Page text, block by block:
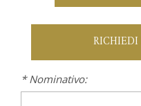
* Nominativo: